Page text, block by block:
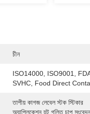
চীন
ISO14000, ISO9001,
SVHC, Food Direct
তাপীয় কাগজ লেবেল স্টক স্টিকার
অ্যাপ্লিকেশন হট গলিত চাপ